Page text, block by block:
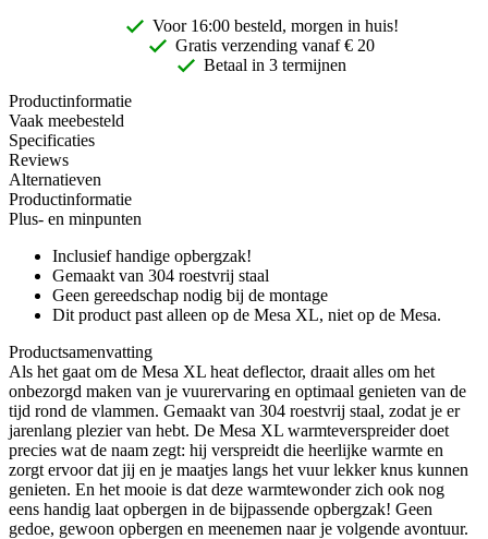
Voor 16:00 besteld, morgen in huis!
Gratis verzending vanaf € 20
Betaal in 3 termijnen
Productinformatie
Vaak meebesteld
Specificaties
Reviews
Alternatieven
Productinformatie
Plus- en minpunten
Inclusief handige opbergzak!
Gemaakt van 304 roestvrij staal
Geen gereedschap nodig bij de montage
Dit product past alleen op de Mesa XL, niet op de Mesa.
Productsamenvatting
Als het gaat om de Mesa XL heat deflector, draait alles om het
onbezorgd maken van je vuurervaring en optimaal genieten van de
tijd rond de vlammen. Gemaakt van 304 roestvrij staal, zodat je er
jarenlang plezier van hebt. De Mesa XL warmteverspreider doet
precies wat de naam zegt: hij verspreidt die heerlijke warmte en
zorgt ervoor dat jij en je maatjes langs het vuur lekker knus kunnen
genieten. En het mooie is dat deze warmtewonder zich ook nog
eens handig laat opbergen in de bijpassende opbergzak! Geen
gedoe, gewoon opbergen en meenemen naar je volgende avontuur.